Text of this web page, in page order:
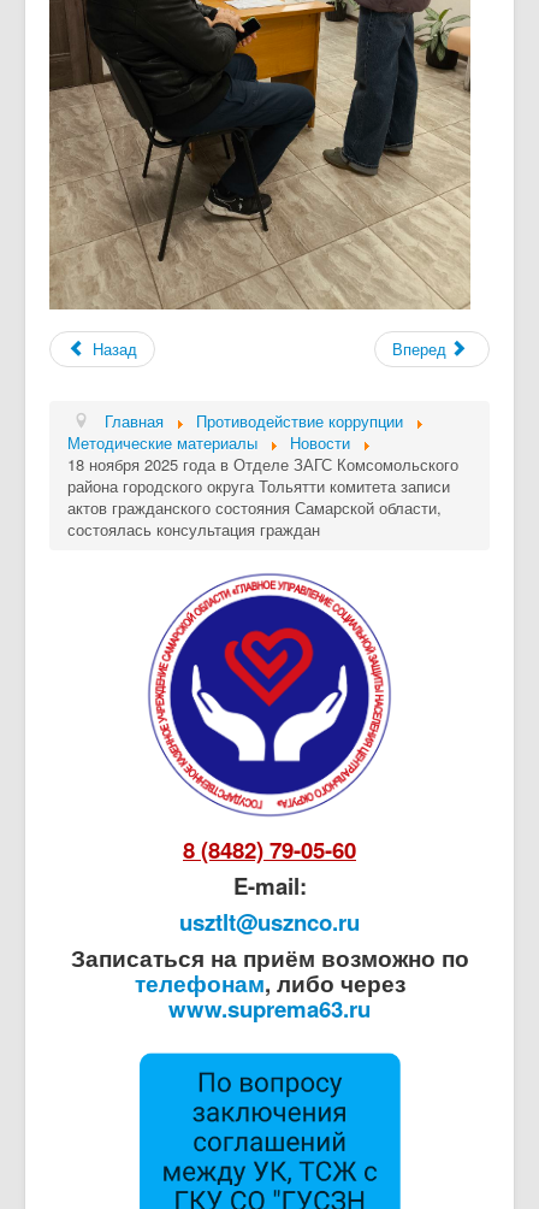
Назад Вперед
Главная
Противодействие коррупции
Методические материалы
Новости
18 ноября 2025 года в Отделе ЗАГС Комсомольского
района городского округа Тольятти комитета записи
актов гражданского состояния Самарской области,
состоялась консультация граждан
8 (8482) 79-05-60
E-mail:
usztlt@usznco.ru
Записаться на приём возможно по
телефонам, либо через
www.suprema63.ru